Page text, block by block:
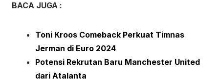
BACA JUGA :
Toni Kroos Comeback Perkuat Timnas
Jerman di Euro 2024
Potensi Rekrutan Baru Manchester United
dari Atalanta